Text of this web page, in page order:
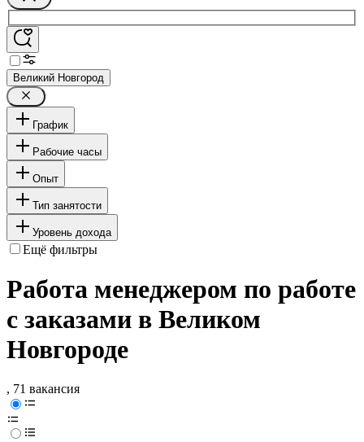
Великий Новгород
График
Рабочие часы
Опыт
Тип занятости
Уровень дохода
Ещё фильтры
Работа менеджером по работе
с заказами в Великом
Новгороде
, 71 вакансия